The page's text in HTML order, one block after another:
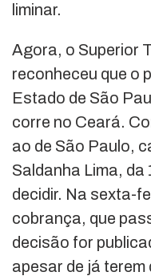
liminar.
Agora, o Superior
reconheceu que o
Estado de São
corre no Ceará.
ao de São Paulo,
Saldanha Lima, da
decidir. Na sexta-
cobrança, que
decisão for
apesar de já terem